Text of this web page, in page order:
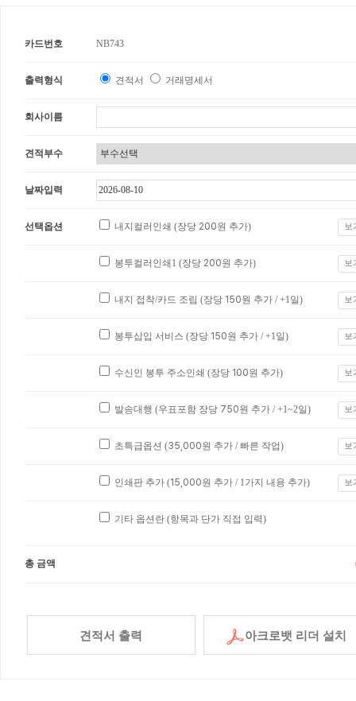
카드번호 NB743
출력형식 견적서 거래명세서
회사이름
견적부수
날짜입력
선택옵션 내지컬러인쇄 (장당 200원 추가) 보
봉투컬러인쇄1 (장당 200원 추가) 보
내지 접착/카드 조립 (장당 150원 추가 / +1일) 보
봉투삽입 서비스 (장당 150원 추가 / +1일) 보
수신인 봉투 주소인쇄 (장당 100원 추가) 보
발송대행 (우표포함 장당 750원 추가 / +1~2일) 보
초특급옵션 (35,000원 추가 / 빠른 작업) 보
인쇄판 추가 (15,000원 추가 / 1가지 내용 추가) 보
기타 옵션란 (항목과 단가 직접 입력)
총 금액
견적서 출력 아크로뱃 리더 설치